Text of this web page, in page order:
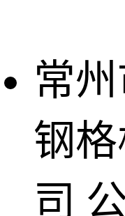
常
钢
司
格栅）
钢格栅板
热镀锌钢格
栅板
平台钢格栅
板
不锈钢格栅
板
网格栅板